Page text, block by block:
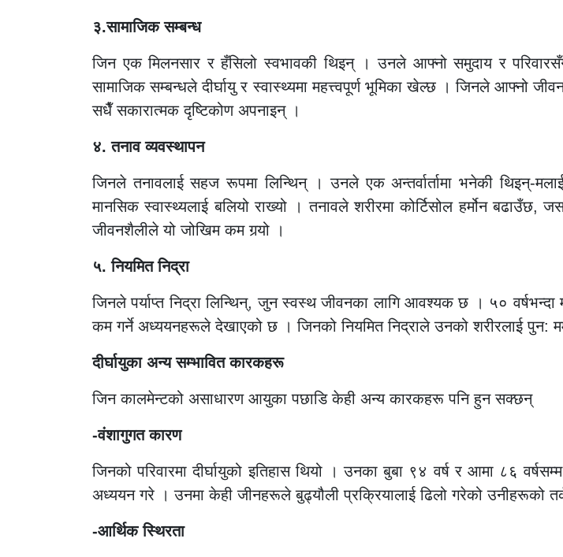
३.सामाजिक सम्बन्ध
जिन एक मिलनसार र हँसिलो स्वभावकी थिइन् । उनले आफ्नो समुदाय र
सामाजिक सम्बन्धले दीर्घायु र स्वास्थ्यमा महत्त्वपूर्ण भूमिका खेल्छ । जिनले आफ्नो
सधैँ सकारात्मक दृष्टिकोण अपनाइन् ।
४. तनाव व्यवस्थापन
जिनले तनावलाई सहज रूपमा लिन्थिन् । उनले एक अन्तर्वार्तामा भनेकी थिइन्-
मानसिक स्वास्थ्यलाई बलियो राख्यो । तनावले शरीरमा कोर्टिसोल हर्मोन
जीवनशैलीले यो जोखिम कम गर्‍यो ।
५. नियमित निद्रा
जिनले पर्याप्त निद्रा लिन्थिन्, जुन स्वस्थ जीवनका लागि आवश्यक छ । ५० वर्षभन्दा
कम गर्ने अध्ययनहरूले देखाएको छ । जिनको नियमित निद्राले उनको शरीरलाई पुन:
दीर्घायुका अन्य सम्भावित कारकहरू
जिन कालमेन्टको असाधारण आयुका पछाडि केही अन्य कारकहरू पनि हुन सक्छन्
-वंशागुगत कारण
जिनको परिवारमा दीर्घायुको इतिहास थियो । उनका बुबा ९४ वर्ष र आमा ८६
अध्ययन गरे । उनमा केही जीनहरूले बुढ्यौली प्रक्रियालाई ढिलो गरेको उनीहरूको
-आर्थिक स्थिरता